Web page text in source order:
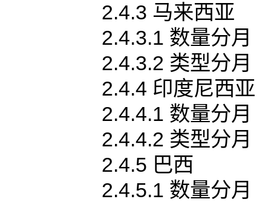
2.4.3 马来西亚
2.4.3.1 数量分月
2.4.3.2 类型分月
2.4.4 印度尼西亚
2.4.4.1 数量分月
2.4.4.2 类型分月
2.4.5 巴西
2.4.5.1 数量分月